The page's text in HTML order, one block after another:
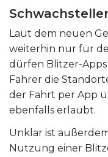
Laut dem neuen
weiterhin nur für
dürfen Blitzer-
Fahrer die
der Fahrt per App
ebenfalls erlaubt.
Unklar ist
Nutzung einer